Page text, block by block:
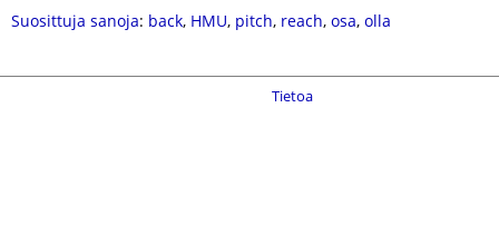
Suosittuja sanoja: back, HMU, pitch, reach, osa, olla
Tietoa